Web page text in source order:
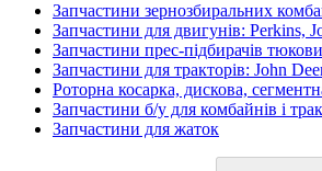
Запчастини зернозбиральних
Запчастини для двигунів: Perkins,
Запчастини прес-підбирачів
Запчастини для тракторів: John
Роторна косарка, дискова,
Запчастини б/у для комбайнів і
Запчастини для жаток